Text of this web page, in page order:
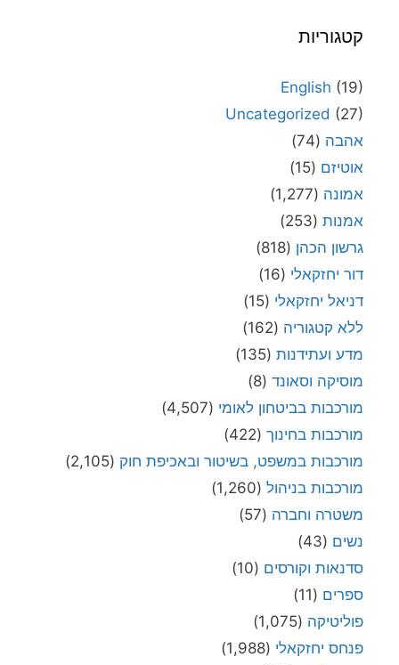
קטגוריות
English (19)
Uncategorized (27)
אהבה (74)
אוטיזם (15)
אמונה (1,277)
אמנות (253)
גרשון הכהן (818)
דור יחזקאלי (16)
דניאל יחזקאלי (15)
ללא קטגוריה (162)
מדע ועתידנות (135)
מוסיקה וסאונד (8)
מורכבות בביטחון לאומי (4,507)
מורכבות בחינוך (422)
מורכבות במשפט, בשיטור ובאכיפת חוק (2,105)
מורכבות בניהול (1,260)
משטרה וחברה (57)
נשים (43)
סדנאות וקורסים (10)
ספרים (11)
פוליטיקה (1,075)
פנחס יחזקאלי (1,988)